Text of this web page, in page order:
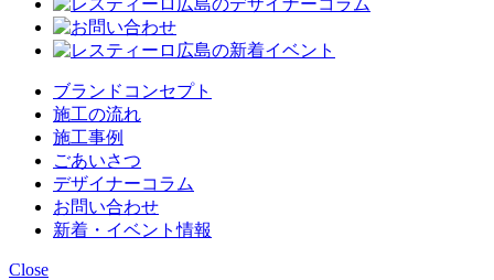
ブランドコンセプト
施工の流れ
施工事例
ごあいさつ
デザイナーコラム
お問い合わせ
新着・イベント情報
Close